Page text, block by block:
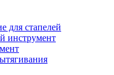
для стапелей
инструмент